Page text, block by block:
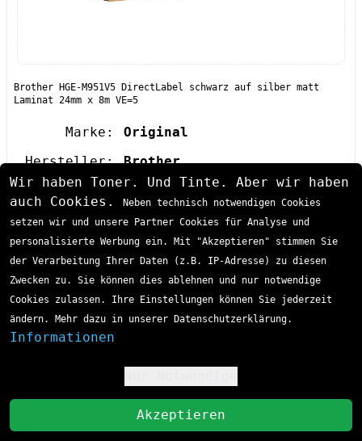
Brother HGE-M951V5 DirectLabel schwarz auf silber matt
Laminat 24mm x 8m VE=5
Marke:
Original
Hersteller:
Brother
Teilenummer:
HGE-M951V5
Farbe:
schwarz
silber
Abmessungen:
24 mm x 8 m
VE:
5 Stk
EAN / GTIN:
4977766684736
Produkttyp:
BrotherP-Touch
Beschriftungsgerät
P-Touch9500 PC
P-Touch9700 PC
P-Touch
Sofort lieferbar
98,21 €
In den Einkaufswagen
Wir haben Toner. Und Tinte. Aber wir haben
auch Cookies.
Neben technisch notwendigen Cookies
setzen wir und unsere Partner Cookies für Analyse und
personalisierte Werbung ein. Mit "Akzeptieren" stimmen Sie
der Verarbeitung Ihrer Daten (z.B. IP-Adresse) zu diesen
Zwecken zu. Sie können dies ablehnen und nur notwendige
Cookies zulassen. Ihre Einstellungen können Sie jederzeit
ändern. Mehr dazu in unserer Datenschutzerklärung.
Informationen
Akzeptieren